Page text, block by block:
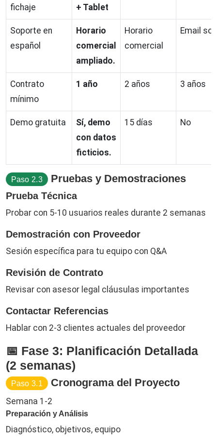
fichaje
+ Tablet
Soporte en
español
Horario
comercial
ampliado.
Horario
comercial
Email
Contrato
mínimo
1 año 2 años 3 años
Demo gratuita
Sí, demo
con datos
ficticios.
15 días No
Paso 2.3 Pruebas y Demostraciones
Prueba Técnica
Probar con 5-10 usuarios reales durante 2 semanas
Demostración con Proveedor
Sesión específica para tu equipo con Q&A
Revisión de Contrato
Revisar con asesor legal cláusulas importantes
Contactar Referencias
Hablar con 2-3 clientes actuales del proveedor
📅 Fase 3: Planificación Detallada
(2 semanas)
Paso 3.1 Cronograma del Proyecto
Semana 1-2
Preparación y Análisis
Diagnóstico, objetivos, equipo